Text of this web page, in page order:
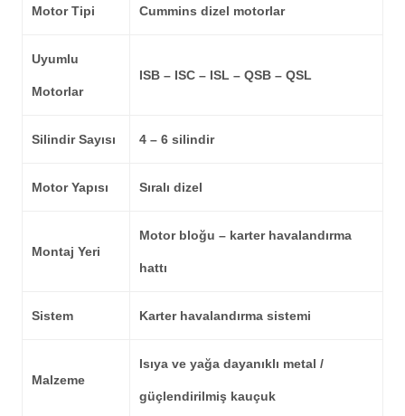
Motor Tipi Cummins dizel motorlar
Uyumlu
Motorlar
ISB – ISC – ISL – QSB – QSL
Silindir Sayısı 4 – 6 silindir
Motor Yapısı Sıralı dizel
Montaj Yeri
Motor bloğu – karter havalandırma
hattı
Sistem Karter havalandırma sistemi
Malzeme
Isıya ve yağa dayanıklı metal /
güçlendirilmiş kauçuk